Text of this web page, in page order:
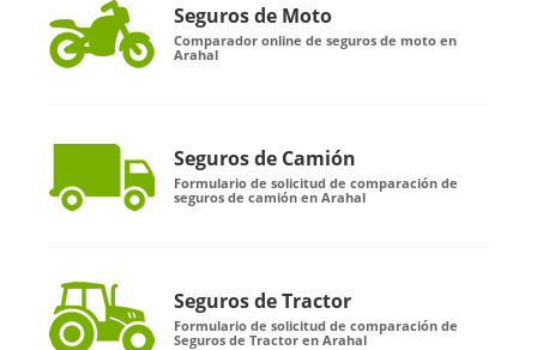
Seguros de Moto
Comparador online de seguros de moto en
Arahal
Seguros de Camión
Formulario de solicitud de comparación de
seguros de camión en Arahal
Seguros de Tractor
Formulario de solicitud de comparación de
Seguros de Tractor en Arahal